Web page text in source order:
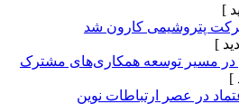
کارون شد
همکاری‌های مشترک
ارتباطات نوین